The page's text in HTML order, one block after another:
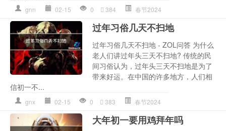
gnn 02-15 0 384 春节2024
过年习俗几天不扫地
过年习俗几天不扫地 - ZOL问答 为什么
老人们讲过年头三天不扫地? 传统的民
间习俗认为，过年头三天不扫地是为了
带来好运。在中国的许多地方，人们相
信初一不...
gnx 02-15 0 383 春节2024
大年初一要用鸡拜年吗